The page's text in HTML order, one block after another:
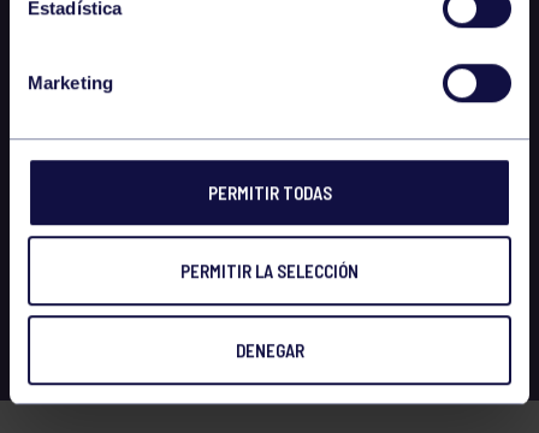
Estadística
Marketing
PERMITIR TODAS
PERMITIR LA SELECCIÓN
DENEGAR